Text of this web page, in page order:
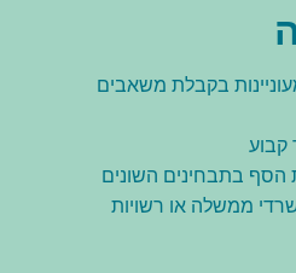
בקבלת משאבים
קבוע
הסף בתבחינים השונים
ממשלה או רשויות